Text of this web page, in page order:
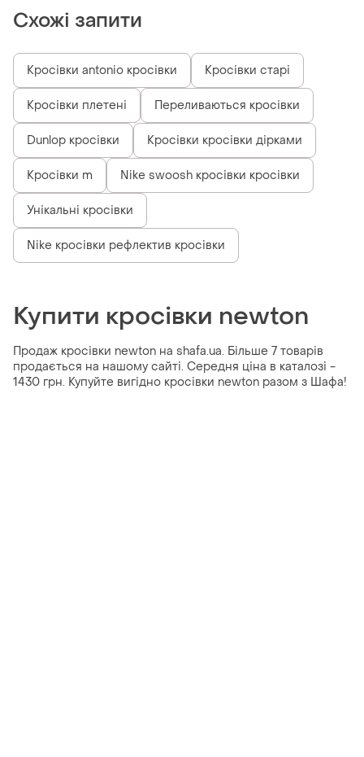
Схожі запити
Кросівки antonio кросівки Кросівки старі
Кросівки плетені Переливаються кросівки
Dunlop кросівки Кросівки кросівки дірками
Кросівки m Nike swoosh кросівки кросівки
Унікальні кросівки
Nike кросівки рефлектив кросівки
Купити кросівки newton
Продаж кросівки newton на shafa.ua. Більше 7 товарів
продається на нашому сайті. Середня ціна в каталозі -
1430 грн. Купуйте вигідно кросівки newton разом з Шафа!